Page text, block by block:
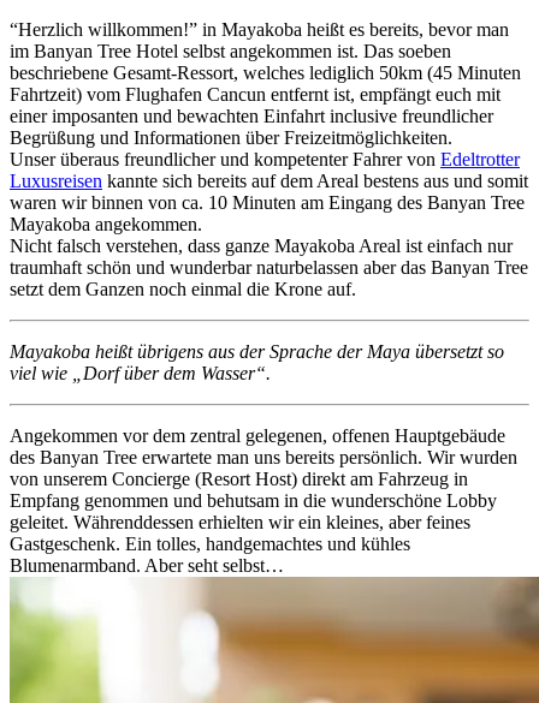
“Herzlich willkommen!” in Mayakoba heißt es bereits, bevor man
im Banyan Tree Hotel selbst angekommen ist. Das soeben
beschriebene Gesamt-Ressort, welches lediglich 50km (45 Minuten
Fahrtzeit) vom Flughafen Cancun entfernt ist, empfängt euch mit
einer imposanten und bewachten Einfahrt inclusive freundlicher
Begrüßung und Informationen über Freizeitmöglichkeiten.
Unser überaus freundlicher und kompetenter Fahrer von Edeltrotter
Luxusreisen kannte sich bereits auf dem Areal bestens aus und somit
waren wir binnen von ca. 10 Minuten am Eingang des Banyan Tree
Mayakoba angekommen.
Nicht falsch verstehen, dass ganze Mayakoba Areal ist einfach nur
traumhaft schön und wunderbar naturbelassen aber das Banyan Tree
setzt dem Ganzen noch einmal die Krone auf.
Mayakoba heißt übrigens aus der Sprache der Maya übersetzt so
viel wie „Dorf über dem Wasser“.
Angekommen vor dem zentral gelegenen, offenen Hauptgebäude
des Banyan Tree erwartete man uns bereits persönlich. Wir wurden
von unserem Concierge (Resort Host) direkt am Fahrzeug in
Empfang genommen und behutsam in die wunderschöne Lobby
geleitet. Währenddessen erhielten wir ein kleines, aber feines
Gastgeschenk. Ein tolles, handgemachtes und kühles
Blumenarmband. Aber seht selbst…